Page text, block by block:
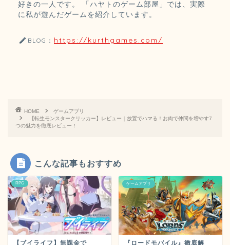
好きの一人です。 「ハヤトのゲーム部屋」では、実際
に私が遊んだゲームを紹介しています。
BLOG： https://kurthgames.com/
HOME
ゲームアプリ
【転生モンスタークリッカー】レビュー｜放置でハマる！お肉で仲間を増やす7
つの魅力を徹底レビュー！
こんな記事もおすすめ
RPG
【ブイライフ】無課金で
ゲームアプリ
『ロードモバイル』徹底解